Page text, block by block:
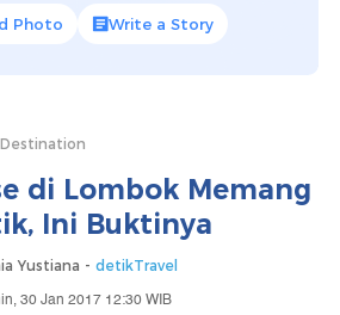
Photo Write a Story
di Lombok Memang
Ini Buktinya
Yustiana - detikTravel
30 Jan 2017 12:30 WIB